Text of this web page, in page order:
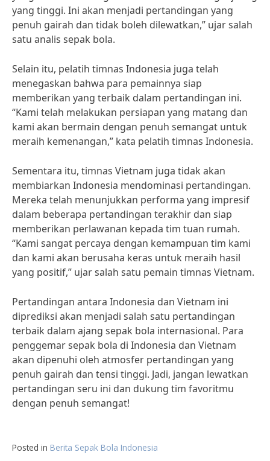
yang tinggi. Ini akan menjadi pertandingan yang
penuh gairah dan tidak boleh dilewatkan,” ujar salah
satu analis sepak bola.
Selain itu, pelatih timnas Indonesia juga telah
menegaskan bahwa para pemainnya siap
memberikan yang terbaik dalam pertandingan ini.
“Kami telah melakukan persiapan yang matang dan
kami akan bermain dengan penuh semangat untuk
meraih kemenangan,” kata pelatih timnas Indonesia.
Sementara itu, timnas Vietnam juga tidak akan
membiarkan Indonesia mendominasi pertandingan.
Mereka telah menunjukkan performa yang impresif
dalam beberapa pertandingan terakhir dan siap
memberikan perlawanan kepada tim tuan rumah.
“Kami sangat percaya dengan kemampuan tim kami
dan kami akan berusaha keras untuk meraih hasil
yang positif,” ujar salah satu pemain timnas Vietnam.
Pertandingan antara Indonesia dan Vietnam ini
diprediksi akan menjadi salah satu pertandingan
terbaik dalam ajang sepak bola internasional. Para
penggemar sepak bola di Indonesia dan Vietnam
akan dipenuhi oleh atmosfer pertandingan yang
penuh gairah dan tensi tinggi. Jadi, jangan lewatkan
pertandingan seru ini dan dukung tim favoritmu
dengan penuh semangat!
Posted in Berita Sepak Bola Indonesia